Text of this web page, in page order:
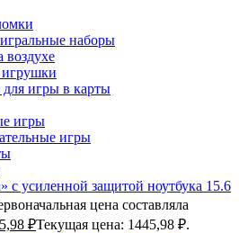
наборы
игры в карты
игры
игры
c усиленной защитой ноутбука 15.6
цена составляла
₽Текущая цена: 1445,98 ₽.